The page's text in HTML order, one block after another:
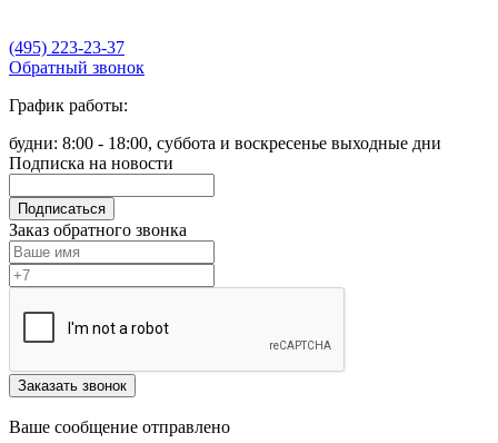
(495) 223-23-37
Обратный звонок
График работы:
будни: 8:00 - 18:00, суббота и воскресенье выходные дни
Подписка на новости
Подписаться
Заказ обратного звонка
Заказать звонок
Ваше сообщение отправлено